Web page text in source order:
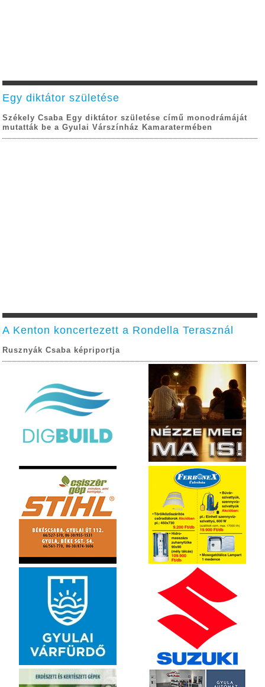
Egy diktátor születése
Székely Csaba Egy diktátor születése című monodrámáját
mutatták be a Gyulai Várszínház Kamaratermében
A Kenton koncertezett a Rondella Terasznál
Rusznyák Csaba képriportja